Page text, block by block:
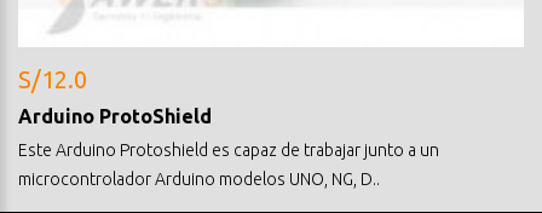
S/12.0
Arduino ProtoShield
Este Arduino Protoshield es capaz de trabajar junto a un
microcontrolador Arduino modelos UNO, NG, D..